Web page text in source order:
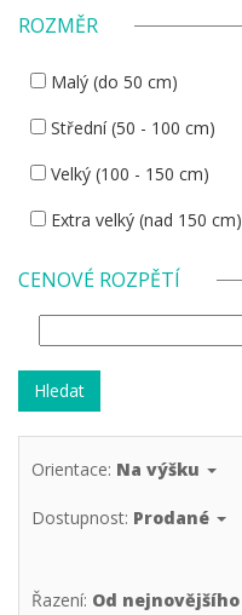
ROZMĚR
Malý (do 50 cm)
Střední (50 - 100 cm)
Velký (100 - 150 cm)
Extra velký (nad 150 cm)
CENOVÉ ROZPĚTÍ
Orientace: Na výšku
Dostupnost: Prodané
Řazení: Od nejnovějšího